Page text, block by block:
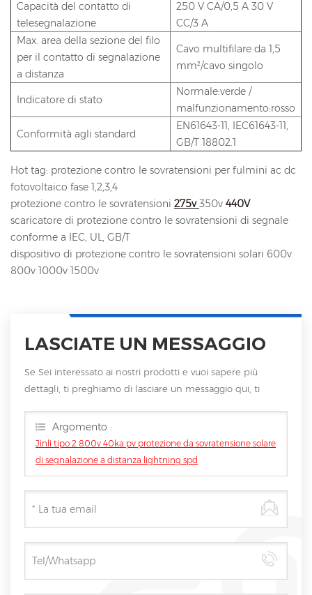
Capacità del contatto di
telesegnalazione
250 V CA/0,5 A 30 V
CC/3 A
Max. area della sezione del filo
per il contatto di segnalazione
a distanza
Cavo multifilare da 1,5
mm²/cavo singolo
Indicatore di stato
Normale:verde /
malfunzionamento:rosso
Conformità agli standard
EN61643-11, IEC61643-11,
GB/T 18802.1
Hot tag: protezione contro le sovratensioni per fulmini ac dc
fotovoltaico fase 1,2,3,4
protezione contro le sovratensioni 275v350v 440V
scaricatore di protezione contro le sovratensioni di segnale
conforme a IEC, UL, GB/T
dispositivo di protezione contro le sovratensioni solari 600v
800v 1000v 1500v
LASCIATE UN MESSAGGIO
Se Sei interessato ai nostri prodotti e vuoi sapere più
dettagli, ti preghiamo di lasciare un messaggio qui, ti
Argomento :
Jinli tipo 2 800v 40ka pv protezione da sovratensione solare
di segnalazione a distanza lightning spd